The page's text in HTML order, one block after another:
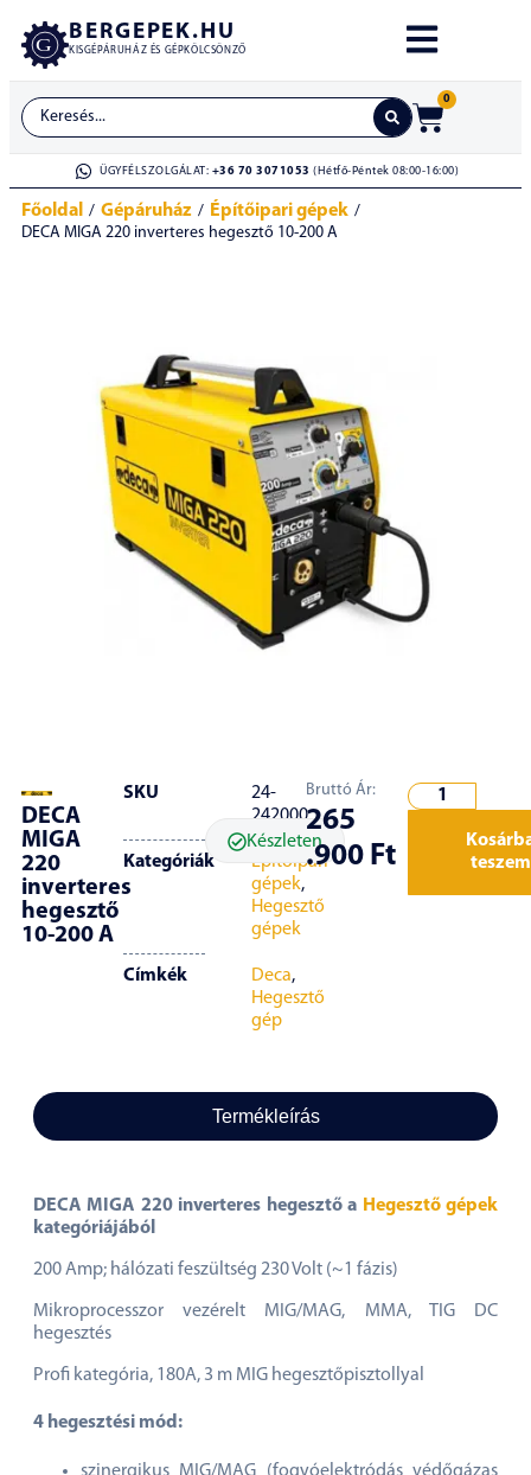
BERGEPEK.HU
KISGÉPÁRUHÁZ ÉS GÉPKÖLCSÖNZŐ
0
ÜGYFÉLSZOLGÁLAT: +36 70 3071053 (Hétfő-Péntek 08:00-16:00)
Főoldal / Gépáruház / Építőipari gépek /
DECA MIGA 220 inverteres hegesztő 10-200 A
DECA
MIGA
220
inverteres
hegesztő
10-200 A
SKU
24-
242000
Kategóriák
Építőipari
gépek,
Hegesztő
gépek
Címkék Deca,
Hegesztő
gép
Készleten
Bruttó Ár:
265
.900 Ft
teszem
Termékleírás
DECA MIGA 220 inverteres hegesztő a Hegesztő gépek
kategóriájából
200 Amp; hálózati feszültség 230 Volt (~1 fázis)
Mikroprocesszor vezérelt MIG/MAG, MMA, TIG DC
hegesztés
Profi kategória, 180A, 3 m MIG hegesztőpisztollyal
4 hegesztési mód:
szinergikus MIG/MAG (fogyóelektródás védőgázas